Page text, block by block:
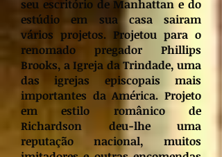
seu escritório de Manhattan e do
estúdio em sua casa sairam
vários projetos. Projetou para o
renomado pregador Phillips
Brooks, a Igreja da Trindade, uma
das igrejas episcopais mais
importantes da América. Projeto
em estilo românico de
Richardson deu-lhe uma
reputação nacional, muitos